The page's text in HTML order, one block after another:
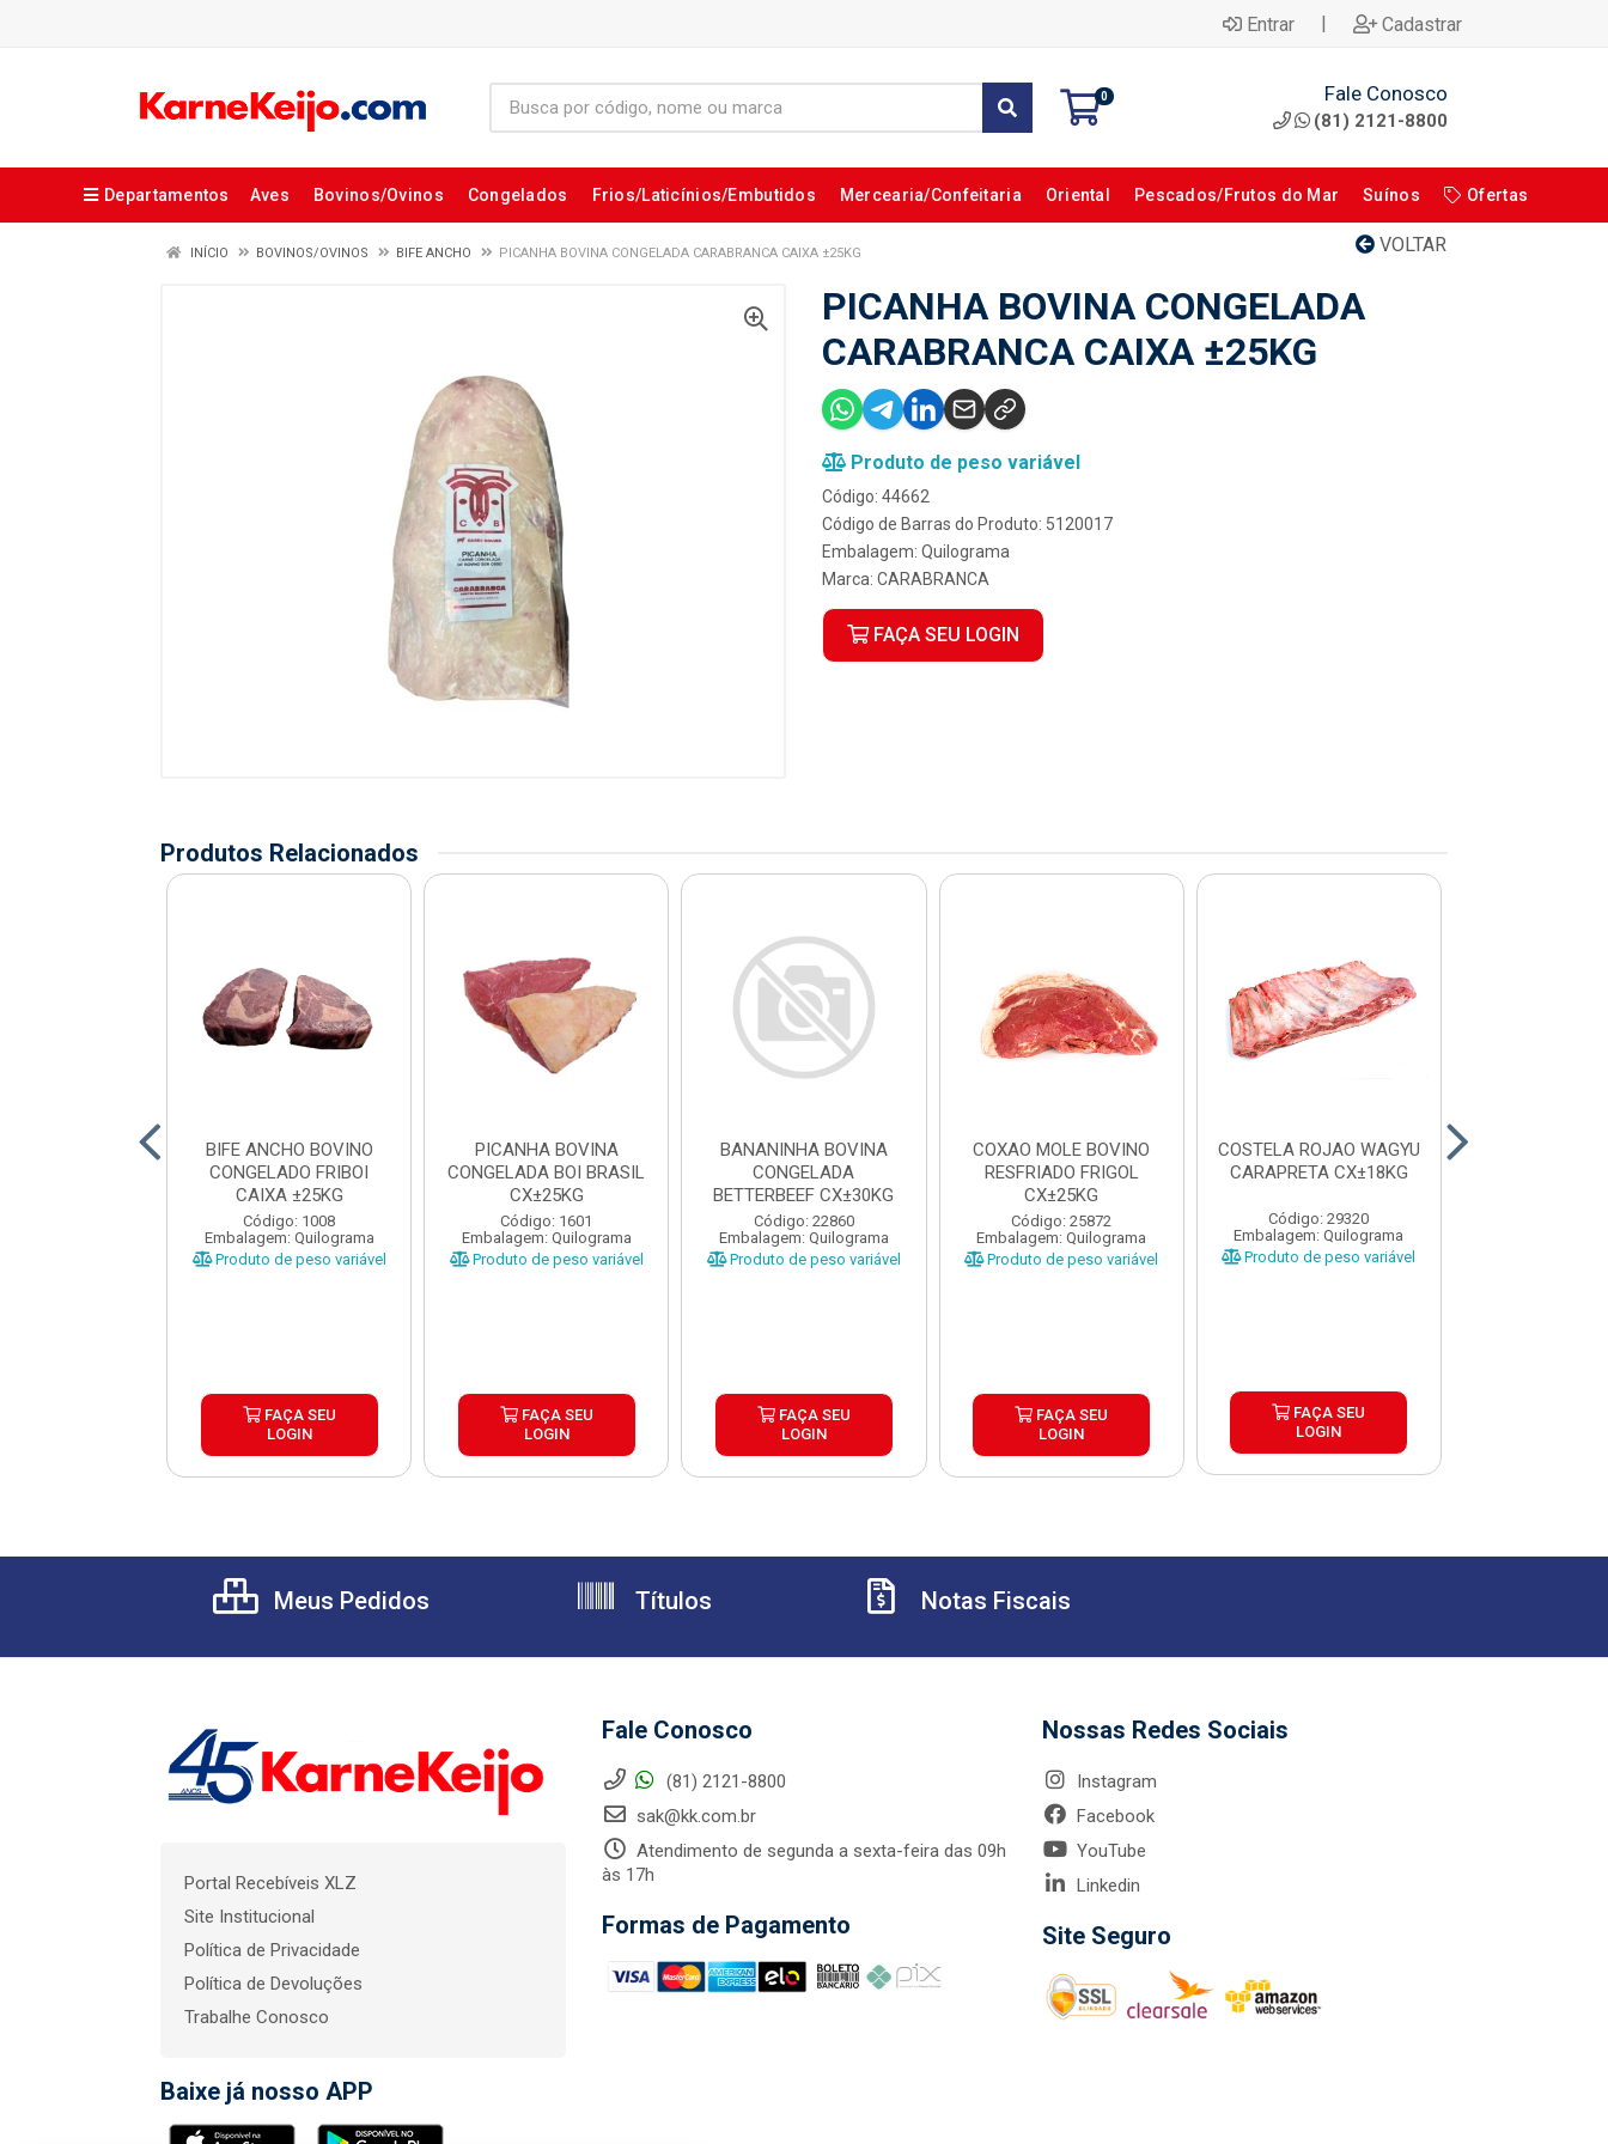
Entrar | Cadastrar
0 Fale Conosco
(81) 2121-8800
Departamentos Aves Bovinos/Ovinos Congelados Frios/Laticínios/Embutidos Mercearia/Confeitaria Oriental Pescados/Frutos do Mar Suínos Ofertas
VOLTAR
INÍCIO BOVINOS/OVINOS BIFE ANCHO PICANHA BOVINA CONGELADA CARABRANCA CAIXA ±25KG
PICANHA BOVINA CONGELADA
CARABRANCA CAIXA ±25KG
Produto de peso variável
Código: 44662
Código de Barras do Produto: 5120017
Embalagem: Quilograma
Marca: CARABRANCA
FAÇA SEU LOGIN
Produtos Relacionados
BIFE ANCHO BOVINO
CONGELADO FRIBOI
CAIXA ±25KG
Código: 1008
Embalagem: Quilograma
Produto de peso variável
FAÇA SEU
LOGIN
PICANHA BOVINA
CONGELADA BOI BRASIL
CX±25KG
Código: 1601
Embalagem: Quilograma
Produto de peso variável
FAÇA SEU
LOGIN
BANANINHA BOVINA
CONGELADA
BETTERBEEF CX±30KG
Código: 22860
Embalagem: Quilograma
Produto de peso variável
FAÇA SEU
LOGIN
COXAO MOLE BOVINO
RESFRIADO FRIGOL
CX±25KG
Código: 25872
Embalagem: Quilograma
Produto de peso variável
FAÇA SEU
LOGIN
COSTELA ROJAO WAGYU
CARAPRETA CX±18KG
Código: 29320
Embalagem: Quilograma
Produto de peso variável
FAÇA SEU
LOGIN
Meus Pedidos Títulos Notas Fiscais
Portal Recebíveis XLZ
Site Institucional
Política de Privacidade
Política de Devoluções
Trabalhe Conosco
Baixe já nosso APP
Fale Conosco
(81) 2121-8800
sak@kk.com.br
Atendimento de segunda a sexta-feira das 09h
às 17h
Formas de Pagamento
Nossas Redes Sociais
Instagram
Facebook
YouTube
Linkedin
Site Seguro